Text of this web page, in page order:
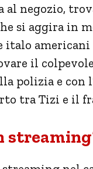
al negozio,
si aggira in
italo
il
polizia e
tra Tizi e il